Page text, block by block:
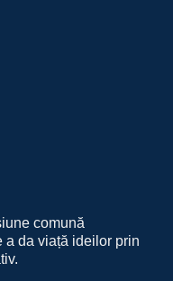
comună
a da viață ideilor prin